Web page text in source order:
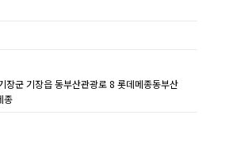
장군 기장읍 동부산관광로 8 롯데메종동부산
종